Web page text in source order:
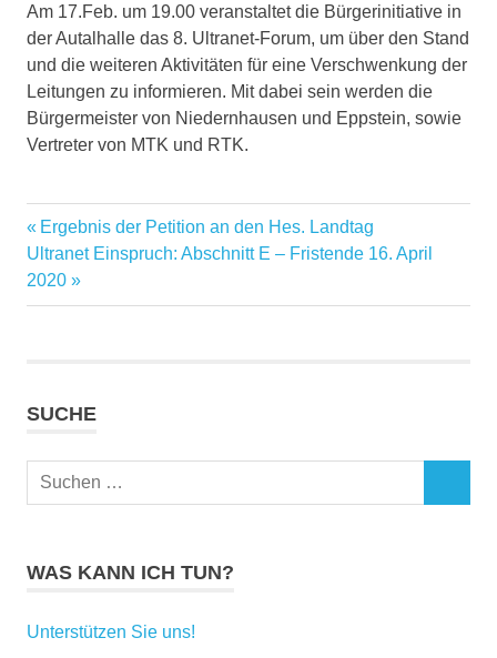
Am 17.Feb. um 19.00 veranstaltet die Bürgerinitiative in
der Autalhalle das 8. Ultranet-Forum, um über den Stand
und die weiteren Aktivitäten für eine Verschwenkung der
Leitungen zu informieren. Mit dabei sein werden die
Bürgermeister von Niedernhausen und Eppstein, sowie
Vertreter von MTK und RTK.
Beitragsnavigation
Vorheriger
Beitrag:
Ergebnis der Petition an den Hes. Landtag
Nächster
Beitrag:
Ultranet Einspruch: Abschnitt E – Fristende 16. April
2020
SUCHE
Suchen
WAS KANN ICH TUN?
Unterstützen Sie uns!